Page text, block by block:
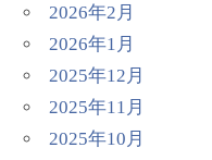
2026年2月
2026年1月
2025年12月
2025年11月
2025年10月